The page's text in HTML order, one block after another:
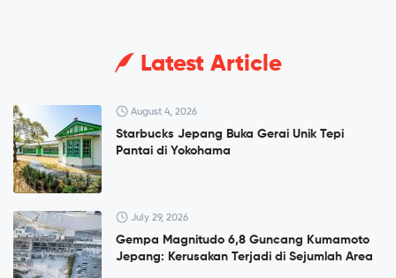
Latest Article
August 4, 2026
Starbucks Jepang Buka Gerai Unik Tepi
Pantai di Yokohama
July 29, 2026
Gempa Magnitudo 6,8 Guncang Kumamoto
Jepang: Kerusakan Terjadi di Sejumlah Area